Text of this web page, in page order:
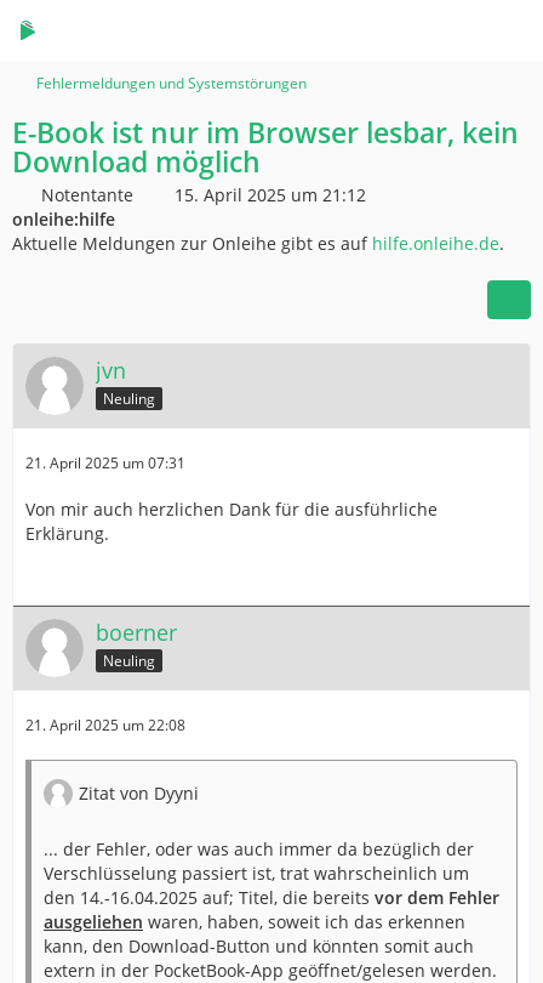
Fehlermeldungen und Systemstörungen
E-Book ist nur im Browser lesbar, kein
Download möglich
Notentante
15. April 2025 um 21:12
onleihe:hilfe
Aktuelle Meldungen zur Onleihe gibt es auf hilfe.onleihe.de.
jvn
Neuling
21. April 2025 um 07:31
Von mir auch herzlichen Dank für die ausführliche
Erklärung.
boerner
Neuling
21. April 2025 um 22:08
Zitat von Dyyni
... der Fehler, oder was auch immer da bezüglich der
Verschlüsselung passiert ist, trat wahrscheinlich um
den 14.-16.04.2025 auf; Titel, die bereits vor dem Fehler
ausgeliehen waren, haben, soweit ich das erkennen
kann, den Download-Button und könnten somit auch
extern in der PocketBook-App geöffnet/gelesen werden.